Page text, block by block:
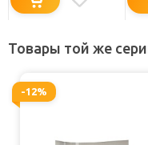
Товары той же
-12%